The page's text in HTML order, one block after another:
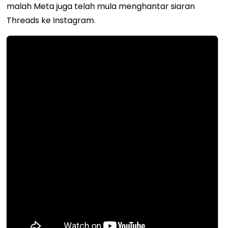
malah Meta juga telah mula menghantar siaran
Threads ke Instagram.